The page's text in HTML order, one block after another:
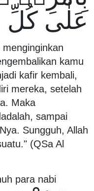
عَلٰى كُلِّ
kamu
kafir kembali,
mereka, setelah
Maka
sampai
Sungguh, Allah
(QSa Al
para nabi